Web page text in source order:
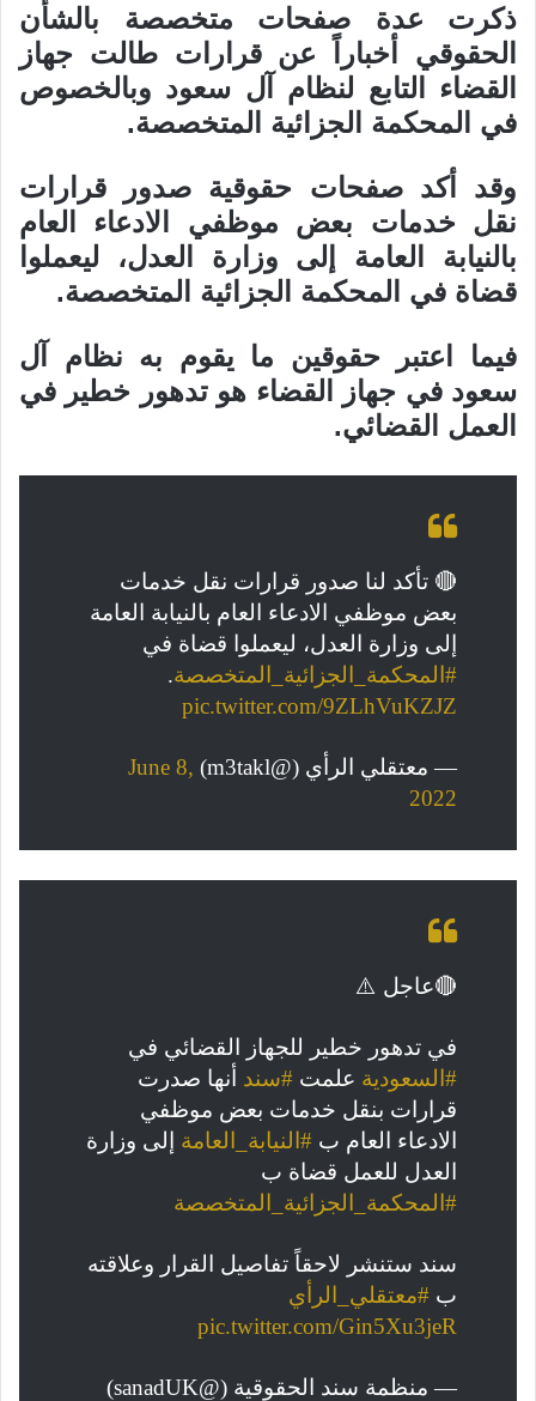
ذكرت عدة صفحات متخصصة بالشأن
الحقوقي أخباراً عن قرارات طالت جهاز
القضاء التابع لنظام آل سعود وبالخصوص
في المحكمة الجزائية المتخصصة.
وقد أكد صفحات حقوقية صدور قرارات
نقل خدمات بعض موظفي الادعاء العام
بالنيابة العامة إلى وزارة العدل، ليعملوا
قضاة في المحكمة الجزائية المتخصصة.
فيما اعتبر حقوقين ما يقوم به نظام آل
سعود في جهاز القضاء هو تدهور خطير في
العمل القضائي.
🔴 تأكد لنا صدور قرارات نقل خدمات
بعض موظفي الادعاء العام بالنيابة العامة
إلى وزارة العدل، ليعملوا قضاة في
#المحكمة_الجزائية_المتخصصة.
pic.twitter.com/9ZLhVuKZJZ
— معتقلي الرأي (@m3takl)
June 8,
2022
🔴عاجل ⚠️
في تدهور خطير للجهاز القضائي في
#السعودية علمت #سند أنها صدرت
قرارات بنقل خدمات بعض موظفي
الادعاء العام ب #النيابة_العامة إلى وزارة
العدل للعمل قضاة ب
#المحكمة_الجزائية_المتخصصة
سند ستنشر لاحقاً تفاصيل القرار وعلاقته
ب #معتقلي_الرأي
pic.twitter.com/Gin5Xu3jeR
— منظمة سند الحقوقية (@sanadUK)